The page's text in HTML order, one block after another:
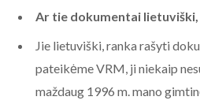
Ar tie dokumentai lietuviški,
Jie lietuviški, ranka rašyti
pateikėme VRM, ji niekaip
maždaug 1996 m. mano